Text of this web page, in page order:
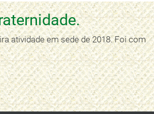
atividade em sede de 2018. Foi com